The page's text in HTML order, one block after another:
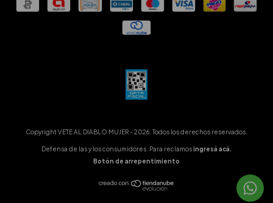
Copyright VETE AL DIABLO MUJER - 2026. Todos los derechos reservados.
Defensa de las y los consumidores. Para reclamosingresá acá.
Botón de arrepentimiento